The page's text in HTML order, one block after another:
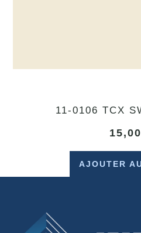
11-0106 TCX
15,00
AJOUTER